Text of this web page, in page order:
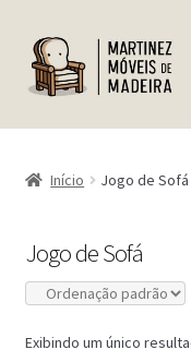
Pular
para
navegação
Pular
para
o
Home
Produtos
Início Jogo de Sofá
Jogo de Sofá
Exibindo um único